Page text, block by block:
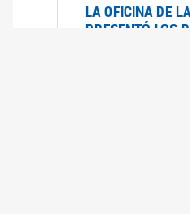
LA OFICINA DE
PRESENTÓ LOS